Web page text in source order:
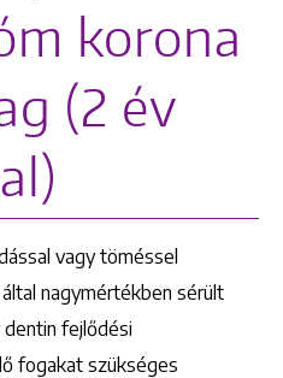
korona
(2 év
vagy töméssel
nagymértékben sérült
fejlődési
fogakat szükséges